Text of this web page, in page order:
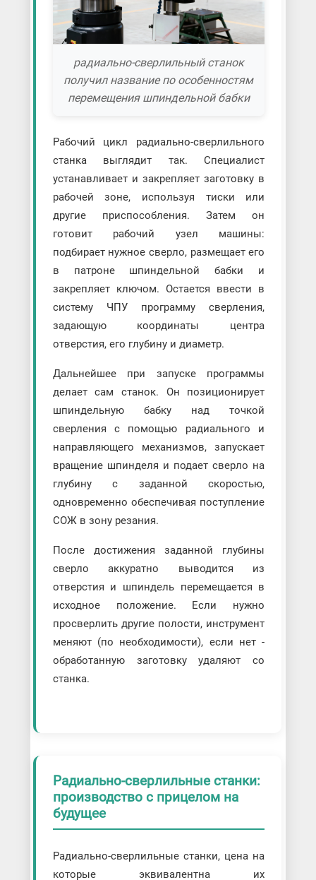
радиально-сверлильный станок
получил название по особенностям
перемещения шпиндельной бабки
Рабочий цикл радиально-сверлильного
станка выглядит так. Специалист
устанавливает и закрепляет заготовку в
рабочей зоне, используя тиски или
другие приспособления. Затем он
готовит рабочий узел машины:
подбирает нужное сверло, размещает его
в патроне шпиндельной бабки и
закрепляет ключом. Остается ввести в
систему ЧПУ программу сверления,
задающую координаты центра
отверстия, его глубину и диаметр.
Дальнейшее при запуске программы
делает сам станок. Он позиционирует
шпиндельную бабку над точкой
сверления с помощью радиального и
направляющего механизмов, запускает
вращение шпинделя и подает сверло на
глубину с заданной скоростью,
одновременно обеспечивая поступление
СОЖ в зону резания.
После достижения заданной глубины
сверло аккуратно выводится из
отверстия и шпиндель перемещается в
исходное положение. Если нужно
просверлить другие полости, инструмент
меняют (по необходимости), если нет -
обработанную заготовку удаляют со
станка.
Радиально-сверлильные станки:
производство с прицелом на
будущее
Радиально-сверлильные станки, цена на
которые эквивалентна их